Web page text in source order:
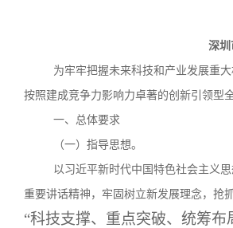
深圳
为牢牢把握未来科技和产业发展重大
按照建成竞争力影响力卓著的创新引领型
一、总体要求
（一）指导思想。
以习近平新时代中国特色社会主义
重要讲话精神，牢固树立新发展理念，抢
“科技支撑、重点突破、统筹